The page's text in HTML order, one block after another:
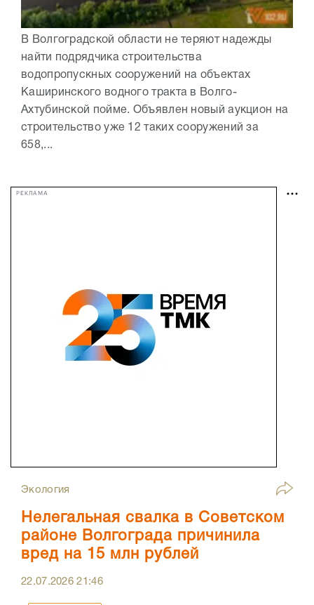
В Волгоградской области не теряют надежды
найти подрядчика строительства
водопропускных сооружений на объектах
Каширинского водного тракта в Волго-
Ахтубинской пойме. Объявлен новый аукцион на
строительство уже 12 таких сооружений за
658,...
РЕКЛАМА
Экология
Нелегальная свалка в Советском
районе Волгограда причинила
вред на 15 млн рублей
22.07.202621:46